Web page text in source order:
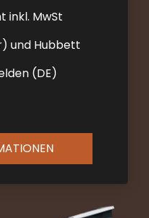
inkl. MwSt
und Hubbett
(DE)